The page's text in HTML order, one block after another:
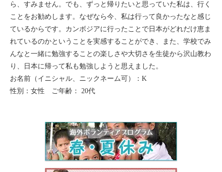
ら、すみません。でも、ずっと帰りたいと思っていた私は、行く
ことをお勧めします。なぜなら今、私は行って良かったなと感じ
ているからです。カンボジアに行ったことで日本がどれだけ恵ま
れているのかということを実感することができ、また、学校でみ
んなと一緒に勉強することの楽しさや大切さを生徒から沢山教わ
り、日本に帰って私も勉強しようと思えました。
お名前（イニシャル、ニックネーム可）：K
性別：女性 ご年齢： 20代